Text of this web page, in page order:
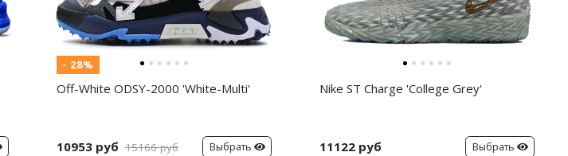
- 28%
Off-White ODSY-2000 'White-Multi'
10953 руб 15166 руб Выбрать
Nike ST Charge 'College Grey'
11122 руб Выбрать